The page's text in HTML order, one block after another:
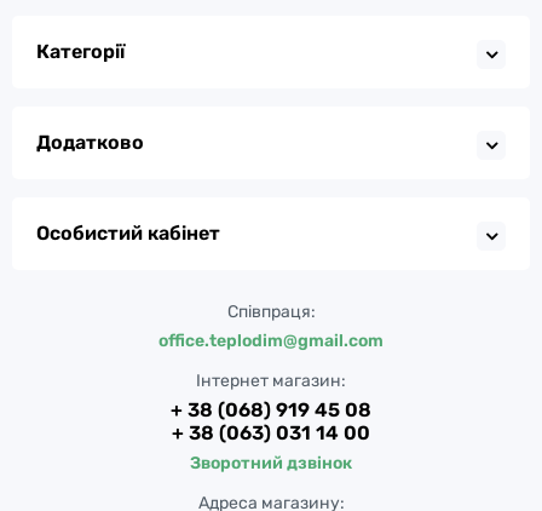
Категорії
Додатково
Особистий кабінет
Співпраця:
office.teplodim@gmail.com
Інтернет магазин:
+ 38 (068) 919 45 08
+ 38 (063) 031 14 00
Зворотний дзвінок
Адреса магазину: